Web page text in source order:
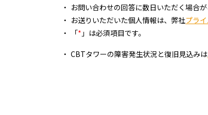
お問い合わせの回答に数日いただく場合が
お送りいただいた個人情報は、弊社プラ
「* 」は必須項目です。
CBTタワーの障害発生状況と復旧見込みは